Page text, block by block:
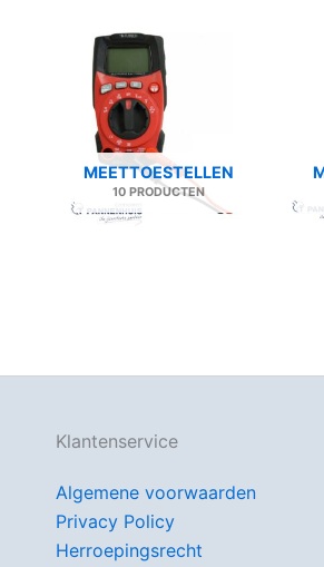
MEETTOESTELLEN
10 PRODUCTEN
Klantenservice
Algemene voorwaarden
Privacy Policy
Herroepingsrecht